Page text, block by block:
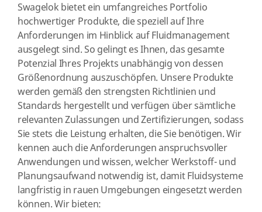
Swagelok bietet ein umfangreiches Portfolio
hochwertiger Produkte, die speziell auf Ihre
Anforderungen im Hinblick auf Fluidmanagement
ausgelegt sind. So gelingt es Ihnen, das gesamte
Potenzial Ihres Projekts unabhängig von dessen
Größenordnung auszuschöpfen. Unsere Produkte
werden gemäß den strengsten Richtlinien und
Standards hergestellt und verfügen über sämtliche
relevanten Zulassungen und Zertifizierungen, sodass
Sie stets die Leistung erhalten, die Sie benötigen. Wir
kennen auch die Anforderungen anspruchsvoller
Anwendungen und wissen, welcher Werkstoff- und
Planungsaufwand notwendig ist, damit Fluidsysteme
langfristig in rauen Umgebungen eingesetzt werden
können. Wir bieten: